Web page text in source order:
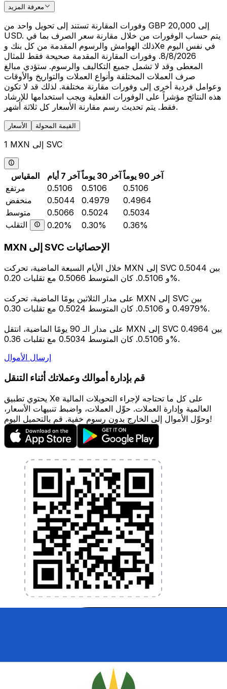
معرفة المزيد
وفورات المقارنة تستند إلى تحويل واحد من GBP 20,000 إلى
USD. يتم حساب الوفورات من خلال مقارنة سعر الصرف بما في
ذلك الهوامش والرسوم المقدمة من كل بنك وXe في نفس اليوم
8/8/2026. وفورات المقارنة المقدمة صحيحة فقط للمثال
المعطى وقد لا تشمل جميع التكاليف والرسوم. ستؤدي مبالغ
صرف العملات المختلفة وأنواع العملات والتواريخ والأوقات
وعوامل فردية أخرى إلى وفورات مقارنة مختلفة. لذلك قد لا تكون
هذه النتائج مؤشراً على الوفورات الفعلية ويجب استخدامها للإرشاد
فقط. يتم تحديث رسم مقارنة الأسعار كل ثلاثة أشهر.
الأسعار القيمة المحولة
1 MXN إلى SVC
المقياس آخر 7 أيام آخر 30 يوماً
آخر 90 يوماً
مرتفع
0.5106 0.5106
0.5106
منخفض
0.5044 0.4979
0.4964
متوسط
0.5066 0.5024
0.5034
التقلب
0.20% 0.30% 0.36%
MXN إلى SVC الإحصائيات
خلال الأيام السبعة الماضية، تحركت MXN إلى SVC بين 0.5044
و 0.5106. كان المتوسط 0.5066 مع تقلبات 0.20%.
على مدار الثلاثين يومًا الماضية، تحركت MXN إلى SVC بين
0.4979 و 0.5106. كان المتوسط 0.5024 مع تقلبات 0.30%.
على مدار الـ 90 يومًا الماضية، انتقل MXN إلى SVC بين 0.4964
و 0.5106. كان المتوسط 0.5034 مع تقلبات 0.36%.
إرسال الأموال
قم بإدارة أموالك وعملاتك أثناء التنقل
يحتوي تطبيق Xe على كل ما تحتاجه لإجراء التحويلات المالية
العالمية وإدارة العملات. حوِّل العملات، واضبط تنبيهات الأسعار،
وحوِّل الأموال إلى الخارج بدون رسوم خفية. قم بالتحميل اليوم!